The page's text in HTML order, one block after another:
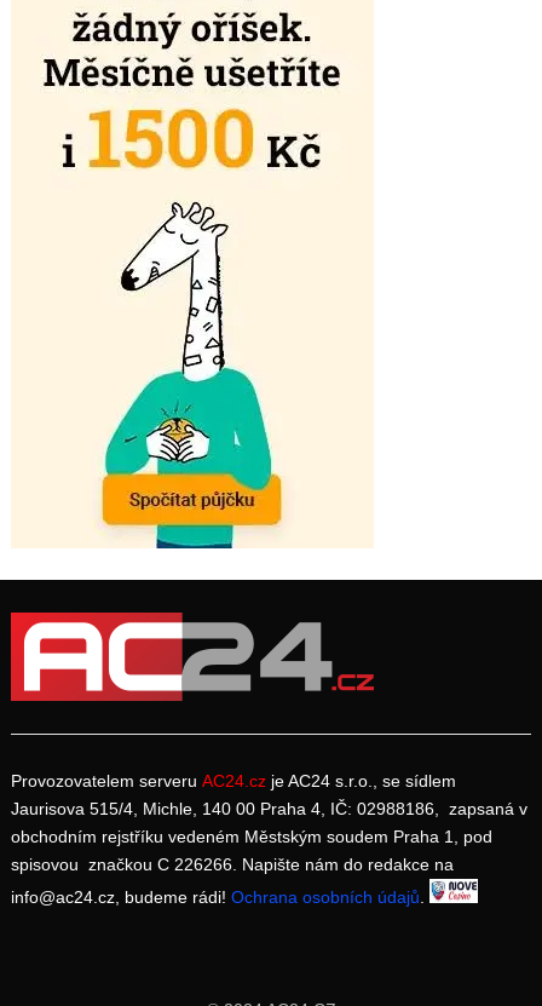
Provozovatelem serveru AC24.cz je AC24 s.r.o., se sídlem
Jaurisova 515/4, Michle, 140 00 Praha 4, IČ: 02988186, zapsaná v
obchodním rejstříku vedeném Městským soudem Praha 1, pod
spisovou značkou C 226266. Napište nám do redakce na
info@ac24.cz, budeme rádi! Ochrana osobních údajů.